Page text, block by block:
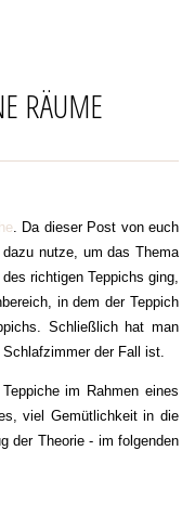
RÄUME
. Da dieser Post von euch
nutze, um das Thema
richtigen Teppichs ging,
in dem der Teppich
Schließlich hat man
der Fall ist.
im Rahmen eines
viel Gemütlichkeit in die
der Theorie - im folgenden